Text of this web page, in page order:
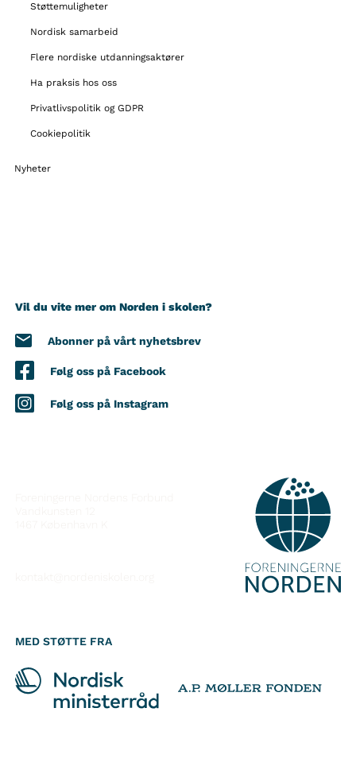
Støttemuligheter
Nordisk samarbeid
Flere nordiske utdanningsaktører
Ha praksis hos oss
Privatlivspolitik og GDPR
Cookiepolitik
Nyheter
Vil du vite mer om Norden i skolen?
Abonner på vårt nyhetsbrev
Følg oss på Facebook
Følg oss på Instagram
MED STØTTE FRA